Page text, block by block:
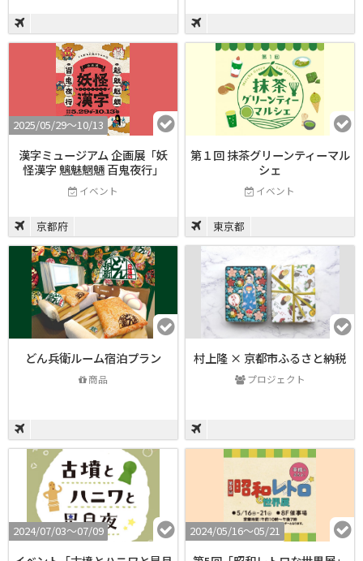
2025/05/29〜10/13
漢字ミュージアム 企画展「妖
怪漢字 魑魅魍魎 百鬼夜行」
イベント
京都府
第１回 抹茶グリーンティーマル
シェ
イベント
東京都
どん兵衛ルーム宿泊プラン
商品
村上隆 × 京都市ふるさと納税
プロジェクト
2024/07/03〜07/09 2024/05/16〜05/21